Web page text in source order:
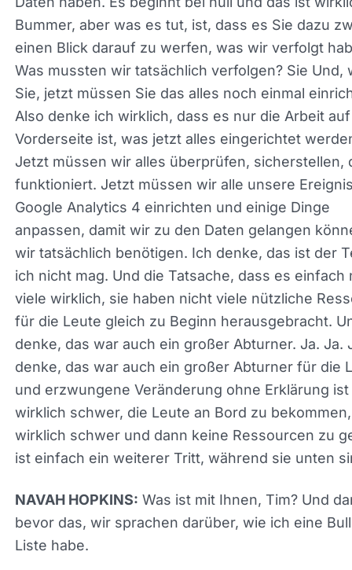
wirklich, wir verlieren viele Daten, wir beginnen
richtig, falls Sie das nicht wussten und Sie immer
auf GA4 zögern. Sie beginnen bei null, also
keine Daten haben. Es beginnt bei null und das ist
wirklich ein Bummer, aber was es tut, ist, dass es
dazu zwingt, einen Blick darauf zu werfen, was
verfolgt haben? Was mussten wir tatsächlich
Sie Und, wissen Sie, jetzt müssen Sie das alles
einmal einrichten. Also denke ich wirklich, dass
die Arbeit auf der Vorderseite ist, was jetzt alles
eingerichtet werden muss. Jetzt müssen wir alles
überprüfen, sicherstellen, dass es funktioniert.
müssen wir alle unsere Ereignisse für Google
4 einrichten und einige Dinge anpassen, damit
den Daten gelangen können, die wir tatsächlich
benötigen. Ich denke, das ist der Teil, den ich
mag. Und die Tatsache, dass es einfach nicht
wirklich, sie haben nicht viele nützliche
die Leute gleich zu Beginn herausgebracht. Und
denke, das war auch ein großer Abturner. Ja. Ja.
und erzwungene Veränderung ohne Erklärung ist
wirklich schwer, die Leute an Bord zu bekommen,
wirklich schwer und dann keine Ressourcen zu